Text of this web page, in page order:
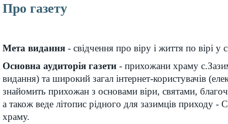
Про газету
Мета видання - свідчення про віру і життя по вірі у
Основна аудиторія газети - прихожани храму
видання) та широкий загал інтернет-користувачів
знайомить прихожан з основами віри, святами,
а також веде літопис рідного для зазимців приходу -
храму.